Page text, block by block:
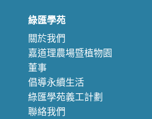
綠匯學苑
關於我們
嘉道理農場暨植物園
董事
倡導永續生活
綠匯學苑義工計劃
聯絡我們